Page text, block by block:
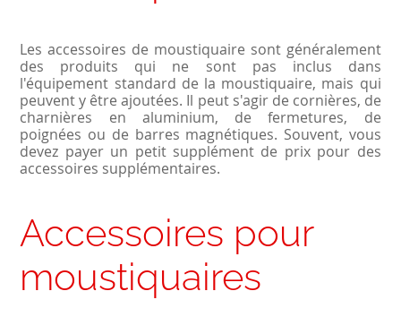
Les accessoires de moustiquaire sont généralement
des produits qui ne sont pas inclus dans
l'équipement standard de la moustiquaire, mais qui
peuvent y être ajoutées. Il peut s'agir de cornières, de
charnières en aluminium, de fermetures, de
poignées ou de barres magnétiques. Souvent, vous
devez payer un petit supplément de prix pour des
accessoires supplémentaires.
Accessoires pour
moustiquaires